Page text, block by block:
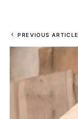
PREVIOUS ARTICLE